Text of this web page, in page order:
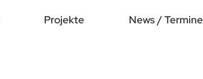
Projekte News / Termine